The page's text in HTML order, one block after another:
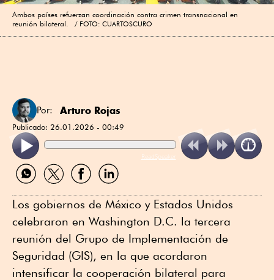
Ambos países refuerzan coordinación contra crimen transnacional en
reunión bilateral.
FOTO: CUARTOSCURO
Por: Arturo Rojas
Publicado: 26.01.2026 - 00:49
ReadSpeaker
Compartir
por
Compartir
por
Compartir
por
Compartir
por
Los gobiernos de México y Estados Unidos
celebraron en Washington D.C. la tercera
reunión del Grupo de Implementación de
Seguridad (GIS), en la que acordaron
intensificar la cooperación bilateral para